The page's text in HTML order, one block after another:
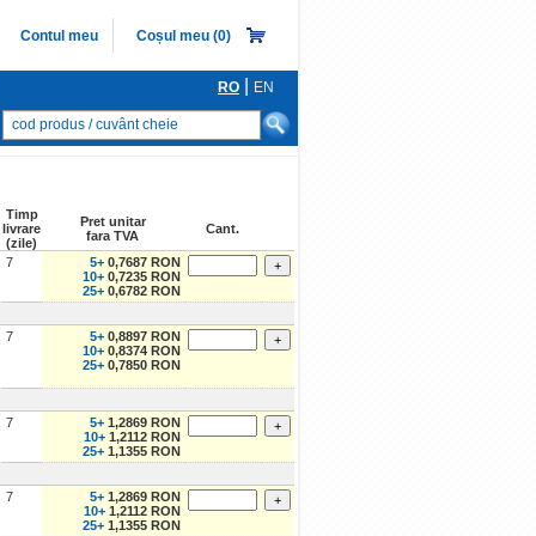
redresoare, Tiristoare, Triace
spectru vizibil
digitale
analog
RO EN
Contul meu Coșul meu (0)
Porneşte căutarea
Timp
livrare
(zile)
Pret unitar
fara TVA
Cant.
7 5+0,7687 RON
10+0,7235 RON
25+0,6782 RON
7 5+0,8897 RON
10+0,8374 RON
25+0,7850 RON
7 5+1,2869 RON
10+1,2112 RON
25+1,1355 RON
7 5+1,2869 RON
10+1,2112 RON
25+1,1355 RON